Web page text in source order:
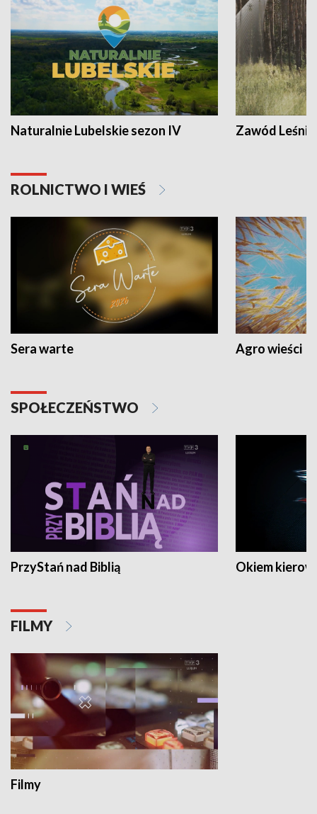
Naturalnie Lubelskie sezon IV Zawód Leśnik
ROLNICTWO I WIEŚ
Sera warte Agro wieści
SPOŁECZEŃSTWO
PrzyStań nad Biblią Okiem
FILMY
Filmy